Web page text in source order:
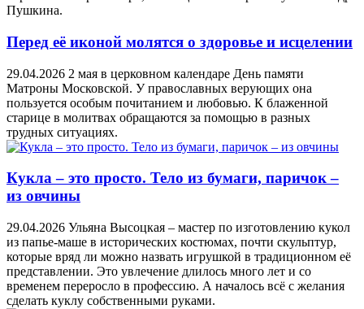
Пушкина.
Перед её иконой молятся о здоровье и исцелении
29.04.2026 2 мая в церковном календаре День памяти
Матроны Московской. У православных верующих она
пользуется особым почитанием и любовью. К блаженной
старице в молитвах обращаются за помощью в разных
трудных ситуациях.
Кукла – это просто. Тело из бумаги, паричок –
из овчины
29.04.2026 Ульяна Высоцкая – мастер по изготовлению кукол
из папье-маше в исторических костюмах, почти скульптур,
которые вряд ли можно назвать игрушкой в традиционном её
представлении. Это увлечение длилось много лет и со
временем переросло в профессию. А началось всё с желания
сделать куклу собственными руками.